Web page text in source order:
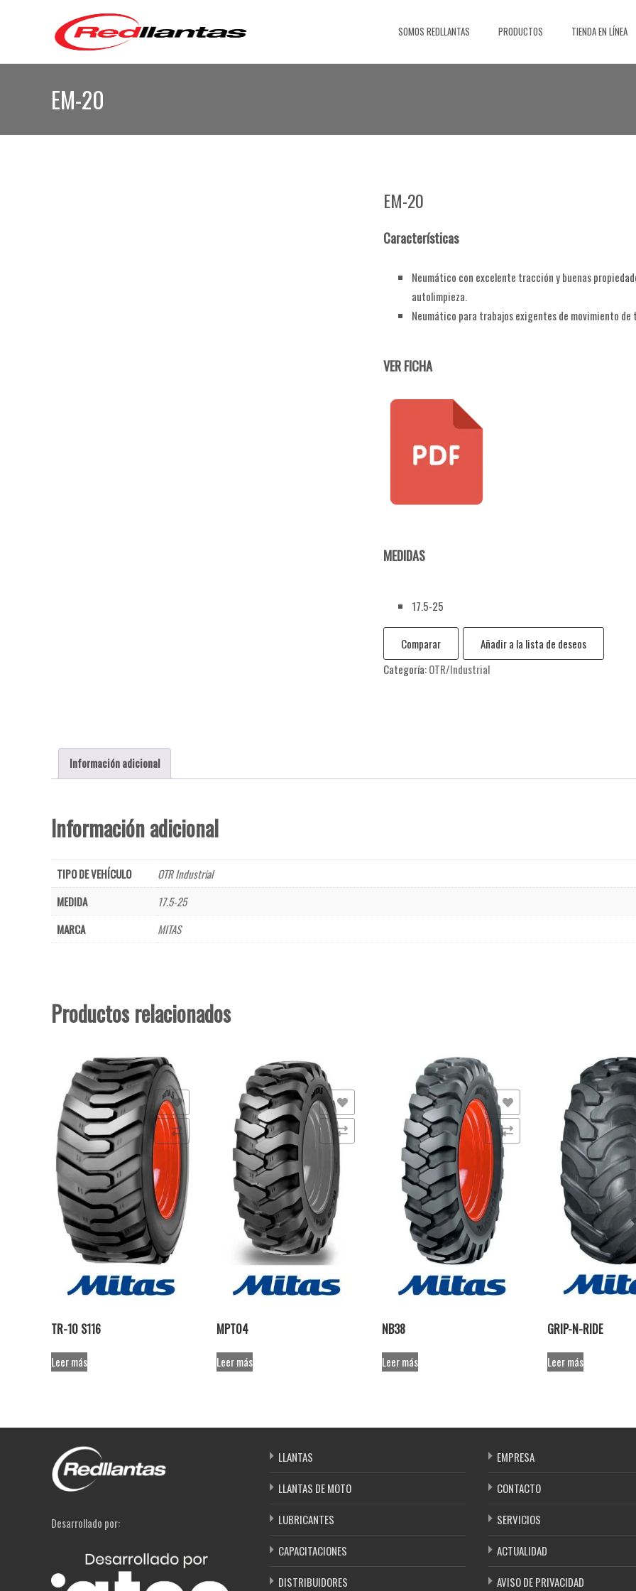
SOMOS REDLLANTAS PRODUCTOS TIENDA EN LÍNEA
EM-20
EM-20
Características
Neumático con excelente tracción y buenas
autolimpieza.
Neumático para trabajos exigentes de movimiento
VER FICHA
MEDIDAS
17.5-25
Comparar
Añadir a la lista de deseos
Categoría:OTR/Industrial
Información adicional
Información adicional
TIPO DE VEHÍCULO
OTR Industrial
MEDIDA
17.5-25
MARCA
MITAS
Productos relacionados
TR-10 S116
Leer más
Comparar
Añadir a la lista de deseos
MPT04
Leer más
Comparar
Añadir a la lista de deseos
NB38
Leer más
Comparar
Añadir a la lista de deseos
GRIP-N-RIDE
Leer más
Comparar
Añadir a la lista de
Desarrollado por:
LLANTAS
LLANTAS DE MOTO
LUBRICANTES
CAPACITACIONES
DISTRIBUIDORES
EMPRESA
CONTACTO
SERVICIOS
ACTUALIDAD
AVISO DE PRIVACIDAD